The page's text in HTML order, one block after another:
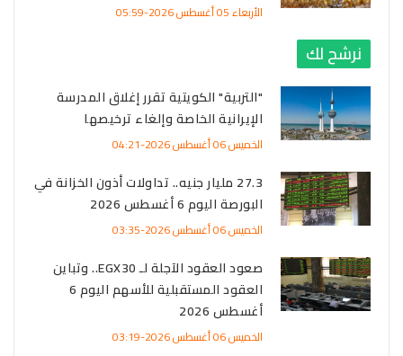
الأربعاء 05 أغسطس 2026-05:59
نرشح لك
"التربية" الكويتية تقرر إغلاق المدرسة
الإيرانية الخاصة وإلغاء ترخيصها
الخميس 06 أغسطس 2026-04:21
27.3 مليار جنيه.. تداولات أذون الخزانة في
البورصة اليوم 6 أغسطس 2026
الخميس 06 أغسطس 2026-03:35
صعود العقود الآجلة لـ EGX30.. وتباين
العقود المستقبلية للأسهم اليوم 6
أغسطس 2026
الخميس 06 أغسطس 2026-03:19